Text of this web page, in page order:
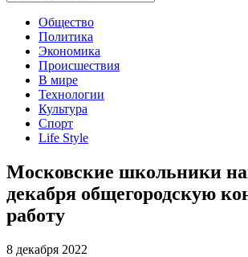
Общество
Политика
Экономика
Происшествия
В мире
Технологии
Культура
Спорт
Life Style
Московские школьники
декабря общегородскую
работу
8 декабря 2022